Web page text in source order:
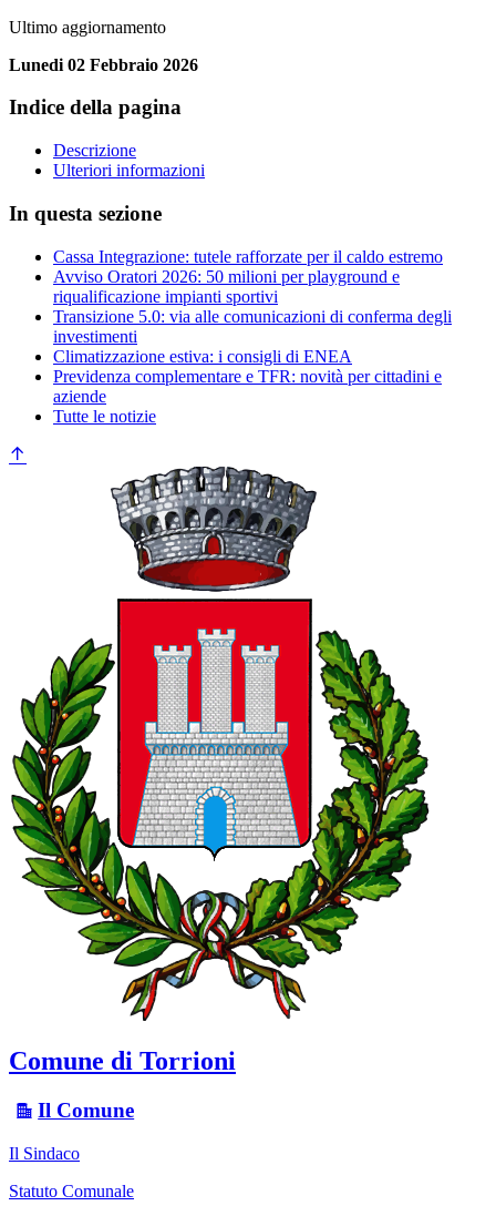
Ultimo aggiornamento
Lunedi 02 Febbraio 2026
Indice della pagina
Descrizione
Ulteriori informazioni
In questa sezione
Cassa Integrazione: tutele rafforzate per il caldo estremo
Avviso Oratori 2026: 50 milioni per playground e
riqualificazione impianti sportivi
Transizione 5.0: via alle comunicazioni di conferma degli
investimenti
Climatizzazione estiva: i consigli di ENEA
Previdenza complementare e TFR: novità per cittadini e
aziende
Tutte le notizie
Comune di Torrioni
Il Comune
Il Sindaco
Statuto Comunale